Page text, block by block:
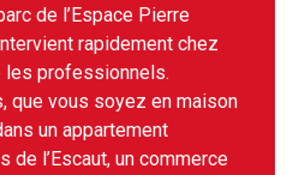
de l’Espace Pierre
rapidement chez
les professionnels.
que vous soyez en maison
un appartement
l’Escaut, un commerce